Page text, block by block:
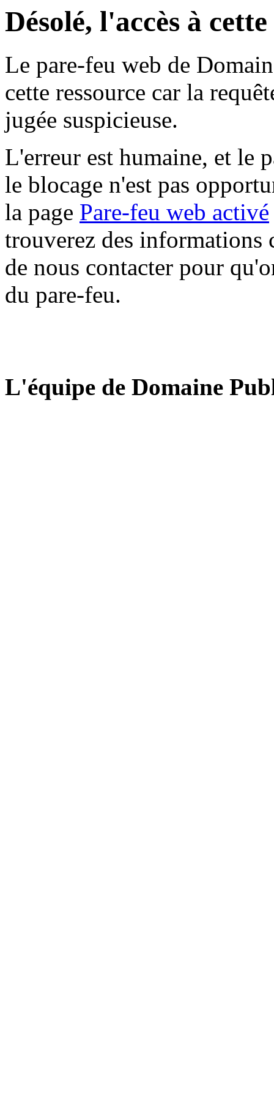
Désolé, l'accès à
Le pare-feu web de
cette ressource car la
jugée suspicieuse.
L'erreur est humaine, et le
le blocage n'est pas
la page Pare-feu web activé
trouverez des informations
de nous contacter pour
du pare-feu.
L'équipe de Domaine